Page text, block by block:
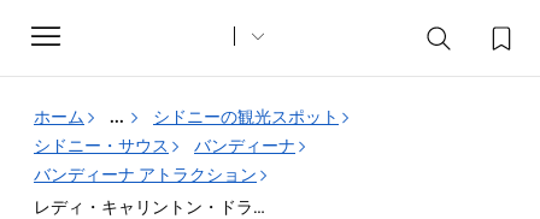
Toggle
navigation
ホーム ...
シドニーの観光スポット
シドニー・サウス
バンディーナ
バンディーナ アトラクション
レディ・キャリントン・ドライブ